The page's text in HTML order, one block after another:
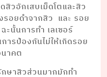
สิวอักเสบเม็ดโตและสิว
รอยดำจากสิว และ รอย
ะนั้นการทำ เลเซอร์
ารป้องกันไม่ให้เกิดรอย
าคต
ษาสิวส่วนมากมักทำ